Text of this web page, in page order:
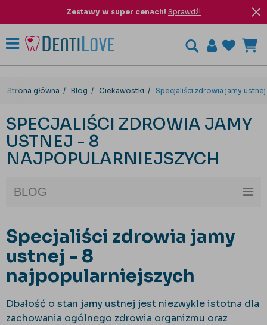
Zestawy w super cenach! Sprawdź!
Strona główna Blog Ciekawostki Specjaliści zdrowia jamy
SPECJALIŚCI ZDROWIA JAMY
USTNEJ - 8
NAJPOPULARNIEJSZYCH
BLOG
Specjaliści zdrowia jamy
ustnej - 8
najpopularniejszych
Dbałość o stan jamy ustnej jest niezwykle istotna dla
zachowania ogólnego zdrowia organizmu oraz